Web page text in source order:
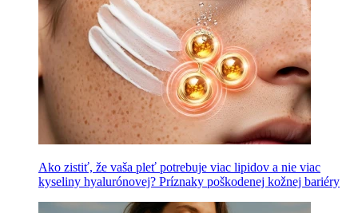
Ako zistiť, že vaša pleť potrebuje viac lipidov a nie viac
kyseliny hyalurónovej? Príznaky poškodenej kožnej bariéry